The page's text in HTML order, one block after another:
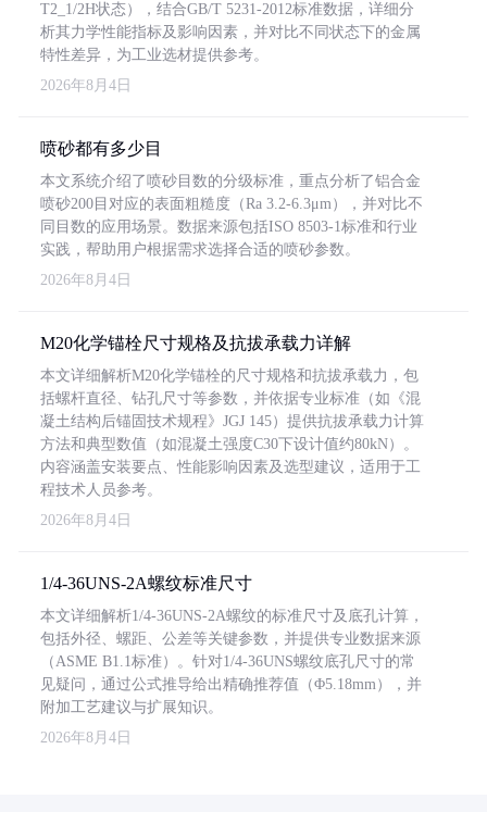
T2_1/2H状态），结合GB/T 5231-2012标准数据，详细分
析其力学性能指标及影响因素，并对比不同状态下的金属
特性差异，为工业选材提供参考。
2026年8月4日
喷砂都有多少目
本文系统介绍了喷砂目数的分级标准，重点分析了铝合金
喷砂200目对应的表面粗糙度（Ra 3.2-6.3μm），并对比不
同目数的应用场景。数据来源包括ISO 8503-1标准和行业
实践，帮助用户根据需求选择合适的喷砂参数。
2026年8月4日
M20化学锚栓尺寸规格及抗拔承载力详解
本文详细解析M20化学锚栓的尺寸规格和抗拔承载力，包
括螺杆直径、钻孔尺寸等参数，并依据专业标准（如《混
凝土结构后锚固技术规程》JGJ 145）提供抗拔承载力计算
方法和典型数值（如混凝土强度C30下设计值约80kN）。
内容涵盖安装要点、性能影响因素及选型建议，适用于工
程技术人员参考。
2026年8月4日
1/4-36UNS-2A螺纹标准尺寸
本文详细解析1/4-36UNS-2A螺纹的标准尺寸及底孔计算，
包括外径、螺距、公差等关键参数，并提供专业数据来源
（ASME B1.1标准）。针对1/4-36UNS螺纹底孔尺寸的常
见疑问，通过公式推导给出精确推荐值（Φ5.18mm），并
附加工艺建议与扩展知识。
2026年8月4日